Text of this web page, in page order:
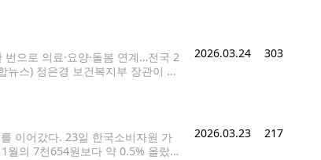
으로 의료·요양·돌봄 연계…전국 2
스) 정은경 보건복지부 장관이 12
2026.03.24 303
이어갔다. 23일 한국소비자원 가
월의 7천654원보다 약 0.5% 올랐
2026.03.23 217